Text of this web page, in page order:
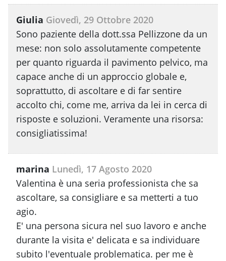
Giulia Giovedì, 29 Ottobre 2020
Sono paziente della dott.ssa Pellizzone da un
mese: non solo assolutamente competente
per quanto riguarda il pavimento pelvico, ma
capace anche di un approccio globale e,
soprattutto, di ascoltare e di far sentire
accolto chi, come me, arriva da lei in cerca di
risposte e soluzioni. Veramente una risorsa:
consigliatissima!
marina Lunedì, 17 Agosto 2020
Valentina è una seria professionista che sa
ascoltare, sa consigliare e sa metterti a tuo
agio.
E' una persona sicura nel suo lavoro e anche
durante la visita e' delicata e sa individuare
subito l'eventuale problematica. per me è